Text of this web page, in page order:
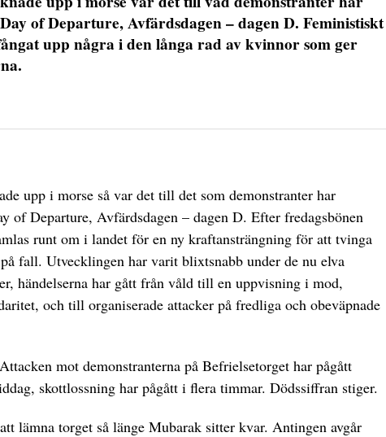
of Departure, Avfärdsdagen – dagen D. Feministiskt
upp några i den långa rad av kvinnor som ger
upp i morse så var det till det som demonstranter har
of Departure, Avfärdsdagen – dagen D. Efter fredagsbönen
runt om i landet för en ny kraftansträngning för att tvinga
fall. Utvecklingen har varit blixtsnabb under de nu elva
händelserna har gått från våld till en uppvisning i mod,
och till organiserade attacker på fredliga och obeväpnade
mot demonstranterna på Befrielsetorget har pågått
skottlossning har pågått i flera timmar. Dödssiffran stiger.
lämna torget så länge Mubarak sitter kvar. Antingen avgår